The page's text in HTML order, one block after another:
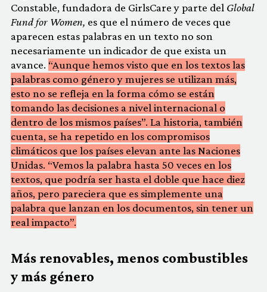
Constable, fundadora de GirlsCare y parte del Global
Fund for Women, es que el número de veces que
aparecen estas palabras en un texto no son
necesariamente un indicador de que exista un
avance. “Aunque hemos visto que en los textos las
palabras como género y mujeres se utilizan más,
esto no se refleja en la forma cómo se están
tomando las decisiones a nivel internacional o
dentro de los mismos países”. La historia, también
cuenta, se ha repetido en los compromisos
climáticos que los países elevan ante las Naciones
Unidas. “Vemos la palabra hasta 50 veces en los
textos, que podría ser hasta el doble que hace diez
años, pero pareciera que es simplemente una
palabra que lanzan en los documentos, sin tener un
real impacto”.
Más renovables, menos combustibles
y más género